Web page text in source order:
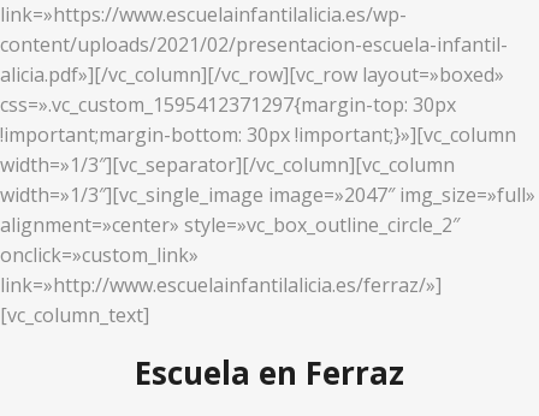
link=»https://www.escuelainfantilalicia.es/wp-
content/uploads/2021/02/presentacion-escuela-infantil-
alicia.pdf»][/vc_column][/vc_row][vc_row layout=»boxed»
css=».vc_custom_1595412371297{margin-top: 30px
!important;margin-bottom: 30px !important;}»][vc_column
width=»1/3″][vc_separator][/vc_column][vc_column
width=»1/3″][vc_single_image image=»2047″ img_size=»full»
alignment=»center» style=»vc_box_outline_circle_2″
onclick=»custom_link»
link=»http://www.escuelainfantilalicia.es/ferraz/»]
[vc_column_text]
Escuela en Ferraz